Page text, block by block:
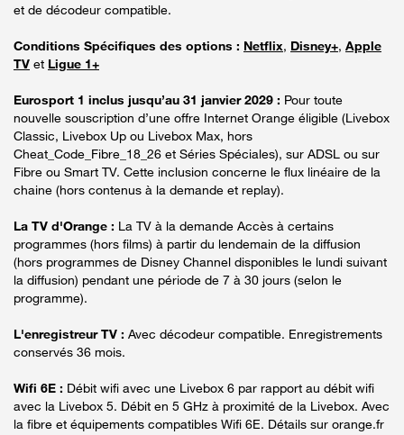
et de décodeur compatible.
Conditions Spécifiques des options : Netflix, Disney+, Apple
TV et Ligue 1+
Eurosport 1 inclus jusqu’au 31 janvier 2029 : Pour toute
nouvelle souscription d’une offre Internet Orange éligible (Livebox
Classic, Livebox Up ou Livebox Max, hors
Cheat_Code_Fibre_18_26 et Séries Spéciales), sur ADSL ou sur
Fibre ou Smart TV. Cette inclusion concerne le flux linéaire de la
chaine (hors contenus à la demande et replay).
La TV d'Orange : La TV à la demande Accès à certains
programmes (hors films) à partir du lendemain de la diffusion
(hors programmes de Disney Channel disponibles le lundi suivant
la diffusion) pendant une période de 7 à 30 jours (selon le
programme).
L'enregistreur TV : Avec décodeur compatible. Enregistrements
conservés 36 mois.
Wifi 6E : Débit wifi avec une Livebox 6 par rapport au débit wifi
avec la Livebox 5. Débit en 5 GHz à proximité de la Livebox. Avec
la fibre et équipements compatibles Wifi 6E. Détails sur orange.fr